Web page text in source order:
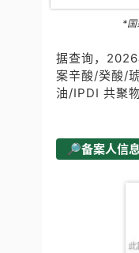
*国
据查询，
案辛酸/癸酸/
油/IPDI 共聚
🔎备案人信